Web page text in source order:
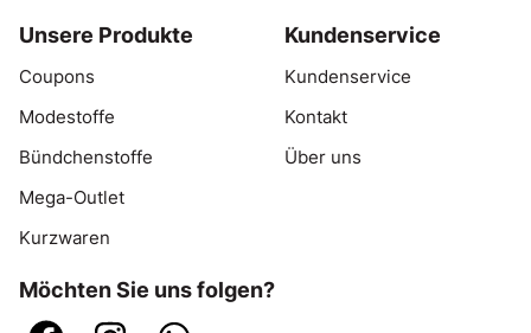
Unsere Produkte
Coupons
Modestoffe
Bündchenstoffe
Mega-Outlet
Kurzwaren
Kundenservice
Kundenservice
Kontakt
Über uns
Möchten Sie uns folgen?